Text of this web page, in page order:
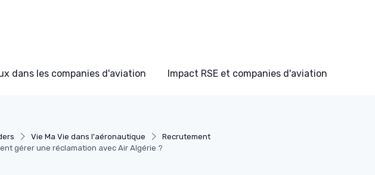
dans les companies d'aviation Impact RSE et companies d'aviation
Vie Ma Vie dans l'aéronautique
Recrutement
gérer une réclamation avec Air Algérie ?